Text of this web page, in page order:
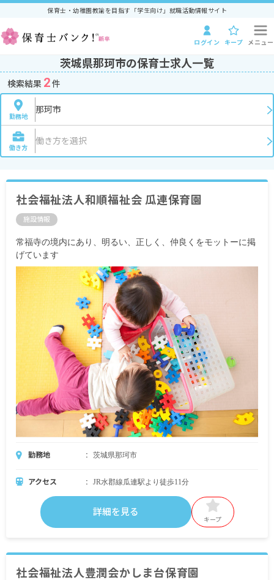
保育士・幼稚園教諭を目指す「学生向け」就職活動情報サイト
ログイン キープ メニュー
茨城県那珂市の保育士求人一覧
検索結果 2件
勤務地
那珂市
働き方
働き方を選択
社会福祉法人和順福祉会 瓜連保育園
施設情報
常福寺の境内にあり、明るい、正しく、仲良くをモットーに掲
げています
勤務地 茨城県那珂市
アクセス JR水郡線瓜連駅より徒歩11分
詳細を見る
キープ
社会福祉法人豊潤会かしま台保育園